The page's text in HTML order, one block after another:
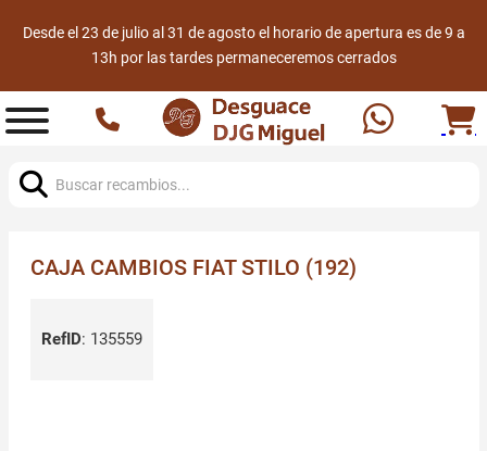
Desde el 23 de julio al 31 de agosto el horario de apertura es de 9 a
13h por las tardes permaneceremos cerrados
CAJA CAMBIOS FIAT STILO (192)
RefID: 135559